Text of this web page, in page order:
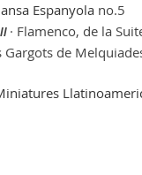
Espanyola no.5
· Flamenco, de la
Gargots de